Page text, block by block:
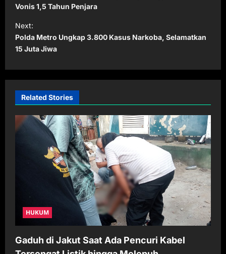
s
t
n
a
v
g
a
t
Vonis 1,5 Tahun Penjara
Next:
Polda Metro Ungkap 3.800 Kasus Narkoba, Selamatkan
15 Juta Jiwa
Related Stories
HUKUM
Gaduh di Jakut Saat Ada Pencuri Kabel